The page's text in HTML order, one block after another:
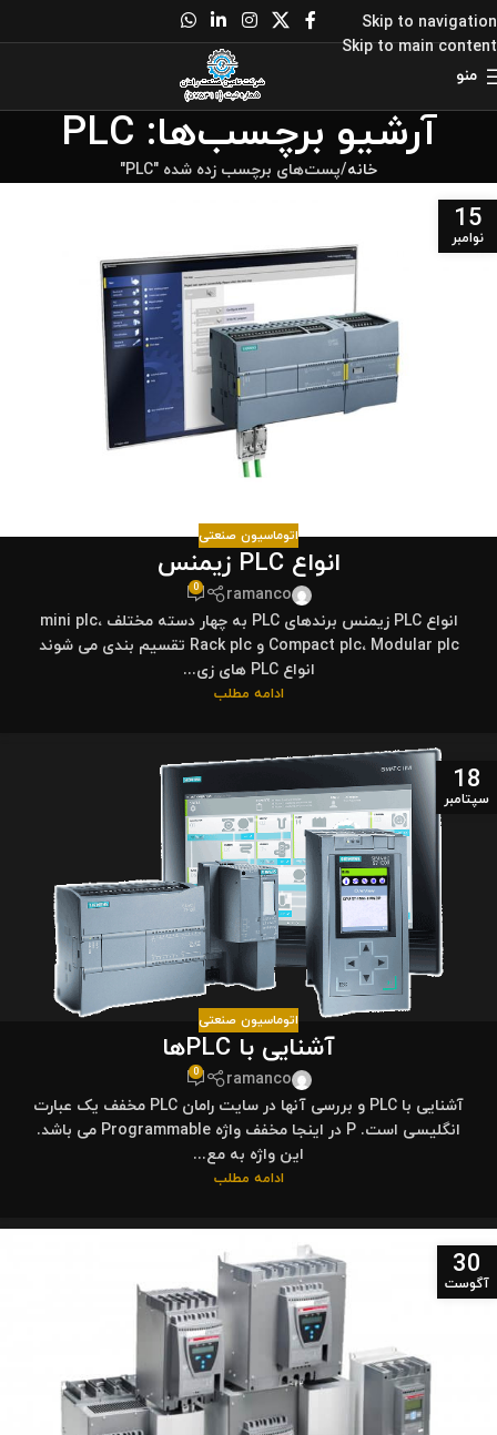
Skip to navigation
Skip to main content
منو
آرشیو برچسب‌ها: PLC
خانه پست‌های برچسب زده شده "PLC"
15
نوامبر
اتوماسیون صنعتی
انواع PLC زیمنس
ramanco
0
انواع PLC زیمنس برندهای PLC به چهار دسته مختلف mini plc،
Compact plc، Modular plc و Rack plc تقسیم بندی می شوند
انواع PLC های زی...
ادامه مطلب
18
سپتامبر
اتوماسیون صنعتی
آشنایی با PLCها
ramanco
0
آشنایی با PLC و بررسی آنها در سایت رامان PLC مخفف یک عبارت
انگلیسی است. P در اینجا مخفف واژه Programmable می باشد.
این واژه به مع...
ادامه مطلب
30
آگوست